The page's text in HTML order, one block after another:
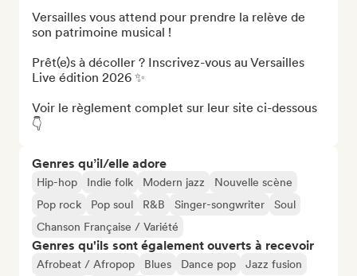
Versailles vous attend pour prendre la relève de
son patrimoine musical !
Prêt(e)s à décoller ? Inscrivez-vous au Versailles
Live édition 2026 ✨
Voir le règlement complet sur leur site ci-dessous
👇
Genres qu’il/elle adore
Hip-hop Indie folk Modern jazz
Nouvelle scène
Pop rock
Pop soul R&B Singer-songwriter
Soul
Chanson Française / Variété
Genres qu'ils sont également ouverts à recevoir
Afrobeat / Afropop Blues Dance pop
Jazz fusion